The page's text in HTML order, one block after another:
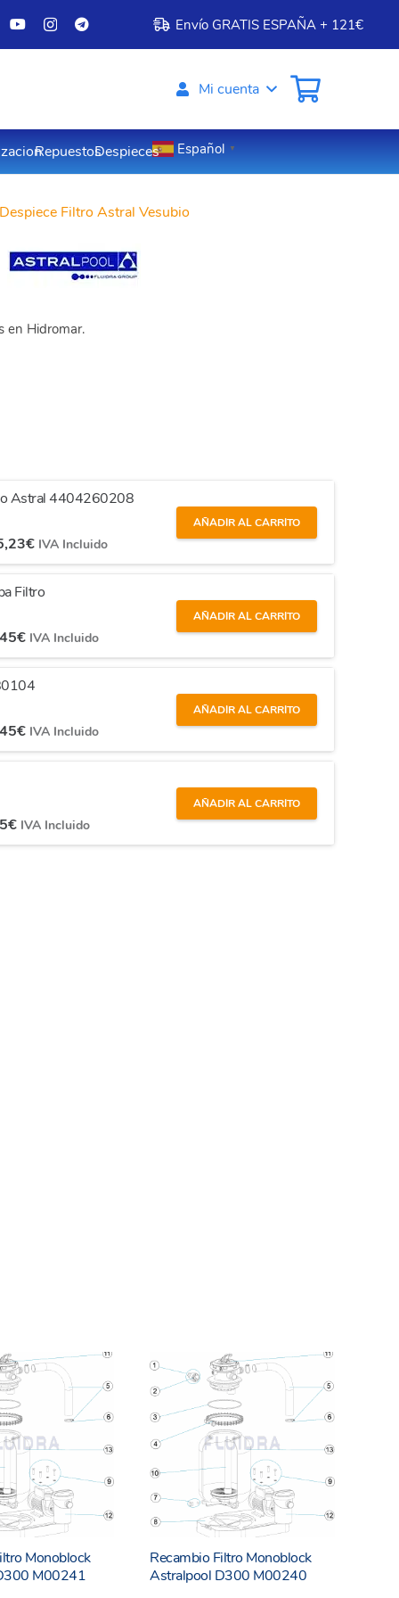
Envío GRATIS ESPAÑA + 121€
Mi cuenta
RepuestosDespieces Español ▼
Despiece Filtro Astral Vesubio
en Hidromar.
Astral 4404260208
€ IVA Incluido
AÑADIR AL CARRITO
Filtro
€ IVA Incluido
AÑADIR AL CARRITO
€ IVA Incluido
AÑADIR AL CARRITO
€ IVA Incluido
AÑADIR AL CARRITO
Monoblock
M00241
Recambio Filtro Monoblock
Astralpool D300 M00240